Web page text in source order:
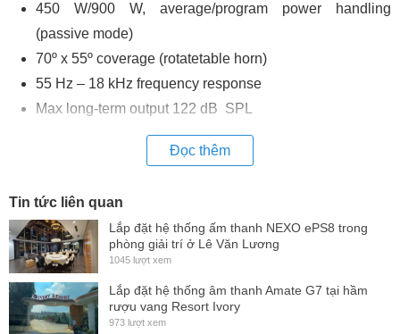
450 W/900 W, average/program power handling
(passive mode)
70º x 55º coverage (rotatetable horn)
55 Hz – 18 kHz frequency response
Max long-term output 122 dB SPL
HF protection circuit integrated into asymmetrical
Pentagon shape for easy use in FOH or monitor
configurations
Integrated fly points, handles, and cup mount system
Can be arrayed in vertical or horizontal configurations
Applications
Đọc thêm
Tin tức liên quan
Lắp đặt hệ thống ấm thanh NEXO ePS8 trong
phòng giải trí ở Lê Văn Lương
1045 lượt xem
Lắp đặt hệ thống âm thanh Amate G7 tại hầm
rượu vang Resort Ivory
973 lượt xem